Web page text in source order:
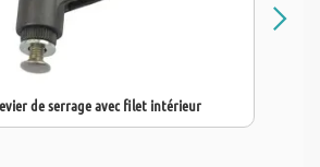
de serrage avec filet intérieur